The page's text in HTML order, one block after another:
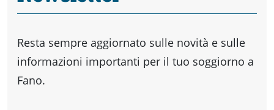
Resta sempre aggiornato sulle novità e sulle
informazioni importanti per il tuo soggiorno a
Fano.